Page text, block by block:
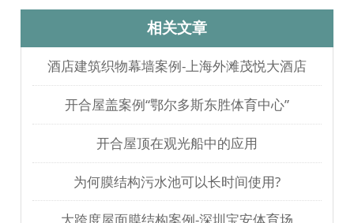
多久？
相关文章
酒店建筑织物幕墙案例-上海外滩茂悦大酒店
开合屋盖案例“鄂尔多斯东胜体育中心”
开合屋顶在观光船中的应用
为何膜结构污水池可以长时间使用?